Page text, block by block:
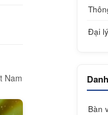
Nam
Đại
Bàn